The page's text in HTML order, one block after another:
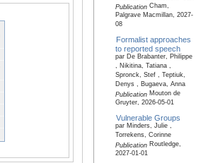
PublicationCham,
Palgrave Macmillan, 2027-
08
Formalist approaches
to reported speech
par De Brabanter, Philippe
, Nikitina, Tatiana ,
Spronck, Stef , Teptiuk,
Denys , Bugaeva, Anna
PublicationMouton de
Gruyter, 2026-05-01
Vulnerable Groups
par Minders, Julie ,
Torrekens, Corinne
PublicationRoutledge,
2027-01-01